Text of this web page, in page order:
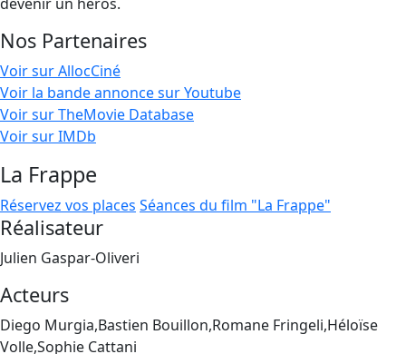
Nos Partenaires
Voir sur AllocCiné
Voir la bande annonce sur Youtube
Voir sur TheMovie Database
Voir sur IMDb
La Frappe
Réservez vos places Séances du film "La Frappe"
Réalisateur
Julien Gaspar-Oliveri
Acteurs
Diego Murgia,Bastien Bouillon,Romane Fringeli,Héloïse
Volle,Sophie Cattani